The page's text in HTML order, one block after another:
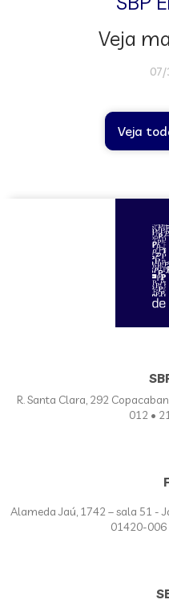
Veja
Veja
R. Santa Clara, 292
012 •
Alameda Jaú, 1742 – sala 51 -
01420-006